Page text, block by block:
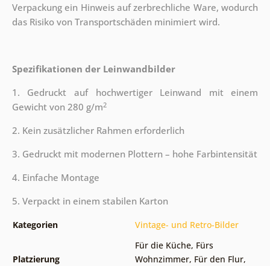
Verpackung ein Hinweis auf zerbrechliche Ware, wodurch
das Risiko von Transportschäden minimiert wird.
Spezifikationen der Leinwandbilder
1. Gedruckt auf hochwertiger Leinwand mit einem
Gewicht von 280 g/m2
2. Kein zusätzlicher Rahmen erforderlich
3. Gedruckt mit modernen Plottern – hohe Farbintensität
4. Einfache Montage
5. Verpackt in einem stabilen Karton
Kategorien Vintage- und Retro-Bilder
Platzierung
Für die Küche, Fürs
Wohnzimmer, Für den Flur,